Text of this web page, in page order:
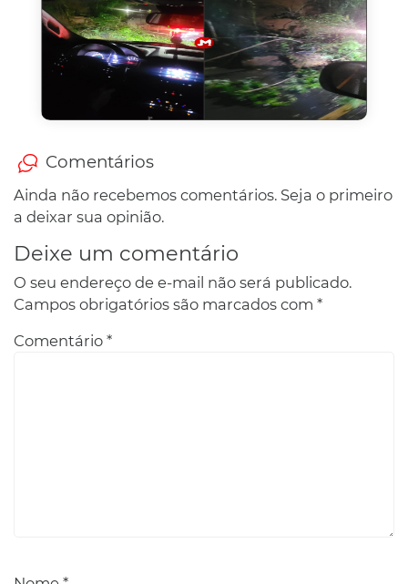
Comentários
Ainda não recebemos comentários. Seja o primeiro
a deixar sua opinião.
Deixe um comentário
O seu endereço de e-mail não será publicado.
Campos obrigatórios são marcados com *
Comentário *